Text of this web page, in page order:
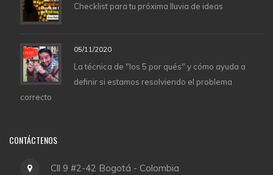
Checklist para tu próxima lluvia de ideas
05/11/2020
La técnica de "los 5 por qués" y cómo ayuda a
definir si estamos resolviendo el problema
correcto
CONTÁCTENOS
Cll 9 #2-42 Bogotá - Colombia